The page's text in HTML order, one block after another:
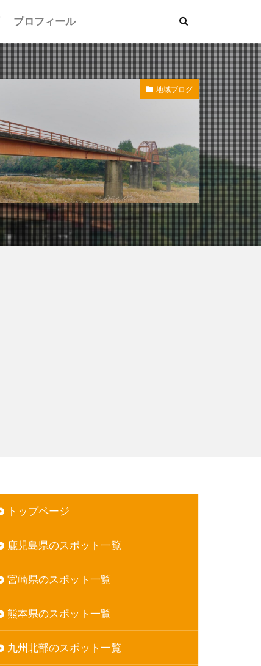
プロフィール
地域ブログ
トップページ
鹿児島県のスポット一覧
宮崎県のスポット一覧
熊本県のスポット一覧
九州北部のスポット一覧